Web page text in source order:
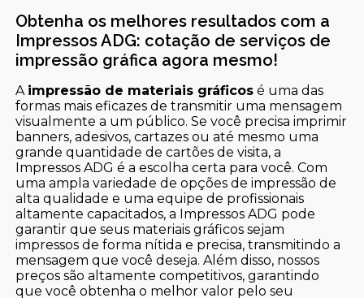
Obtenha os melhores resultados com a
Impressos ADG: cotação de serviços de
impressão gráfica agora mesmo!
A impressão de materiais gráficos é uma das
formas mais eficazes de transmitir uma mensagem
visualmente a um público. Se você precisa imprimir
banners, adesivos, cartazes ou até mesmo uma
grande quantidade de cartões de visita, a
Impressos ADG é a escolha certa para você. Com
uma ampla variedade de opções de impressão de
alta qualidade e uma equipe de profissionais
altamente capacitados, a Impressos ADG pode
garantir que seus materiais gráficos sejam
impressos de forma nítida e precisa, transmitindo a
mensagem que você deseja. Além disso, nossos
preços são altamente competitivos, garantindo
que você obtenha o melhor valor pelo seu